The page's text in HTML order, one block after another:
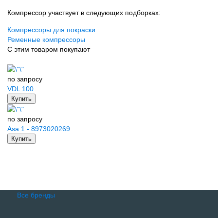
Компрессор участвует в следующих подборках:
Компрессоры для покраски
Ременные компрессоры
С этим товаром покупают
по запросу
VDL 100
Купить
по запросу
Asa 1 - 8973020269
Купить
Все бренды